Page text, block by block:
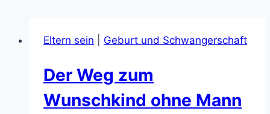
Eltern sein Geburt und Schwangerschaft
Der Weg zum
Wunschkind ohne Mann